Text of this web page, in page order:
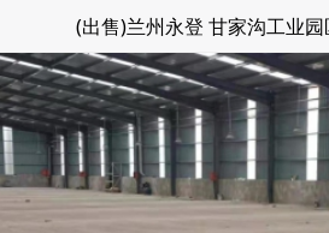
(出售)兰州永登 甘家沟工业